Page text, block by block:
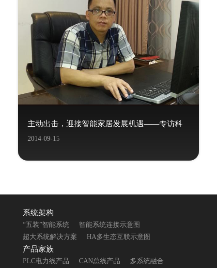
主动出击，迎接智能家居发展机遇——专访科
2014-09-15
系统架构
“五装”智能系统
智能系统连接示意图
超大系统解决方案
HA多生态互联示意图
产品家族
PLC电力线产品 CAN总线产品
多系统融合